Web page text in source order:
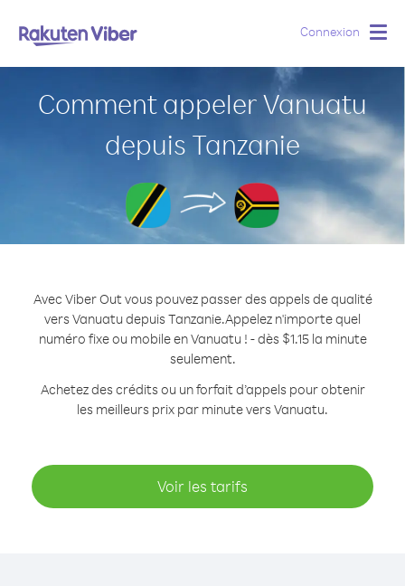
Connexion
Comment appeler Vanuatu
depuis Tanzanie
Avec Viber Out vous pouvez passer des appels de qualité
vers Vanuatu depuis Tanzanie.Appelez n'importe quel
numéro fixe ou mobile en Vanuatu ! - dès $1.15 la minute
seulement.
Achetez des crédits ou un forfait d’appels pour obtenir
les meilleurs prix par minute vers Vanuatu.
Voir les tarifs